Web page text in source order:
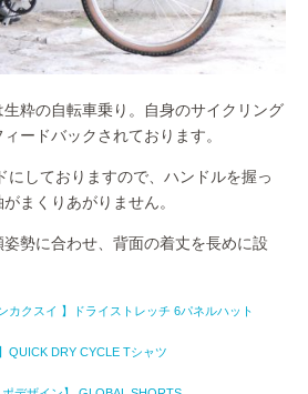
粋の自転車乗り。自身のサイクリング
ードバックされております。
にしておりますので、ハンドルを握っ
まくりあがりません。
勢に合わせ、背面の着丈を長めに設
カクスイ 】ドライストレッチ 6パネルハット
QUICK DRY CYCLE Tシャツ